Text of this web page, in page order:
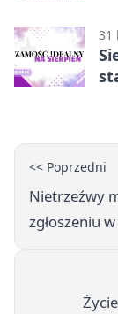
31
<< Poprzedni
Nietrzeźwy
zgłoszeniu